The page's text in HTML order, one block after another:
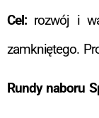
Cel:rozwój i
zamkniętego.
Rundy naboru